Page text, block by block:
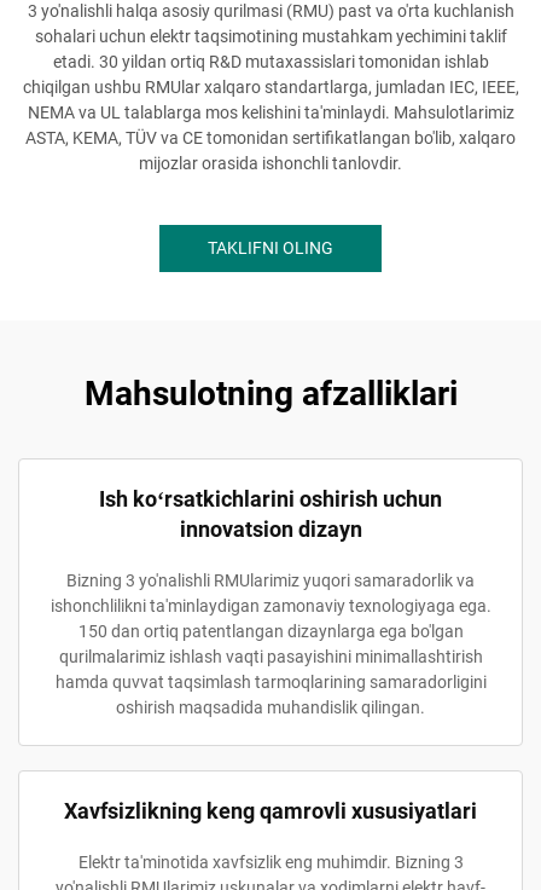
3 yo'nalishli halqa asosiy qurilmasi (RMU) past va o'rta kuchlanish
sohalari uchun elektr taqsimotining mustahkam yechimini taklif
etadi. 30 yildan ortiq R&D mutaxassislari tomonidan ishlab
chiqilgan ushbu RMUlar xalqaro standartlarga, jumladan IEC, IEEE,
NEMA va UL talablarga mos kelishini ta'minlaydi. Mahsulotlarimiz
ASTA, KEMA, TÜV va CE tomonidan sertifikatlangan bo'lib, xalqaro
mijozlar orasida ishonchli tanlovdir.
TAKLIFNI OLING
Mahsulotning afzalliklari
Ish koʻrsatkichlarini oshirish uchun
innovatsion dizayn
Bizning 3 yo'nalishli RMUlarimiz yuqori samaradorlik va
ishonchlilikni ta'minlaydigan zamonaviy texnologiyaga ega.
150 dan ortiq patentlangan dizaynlarga ega bo'lgan
qurilmalarimiz ishlash vaqti pasayishini minimallashtirish
hamda quvvat taqsimlash tarmoqlarining samaradorligini
oshirish maqsadida muhandislik qilingan.
Xavfsizlikning keng qamrovli xususiyatlari
Elektr ta'minotida xavfsizlik eng muhimdir. Bizning 3